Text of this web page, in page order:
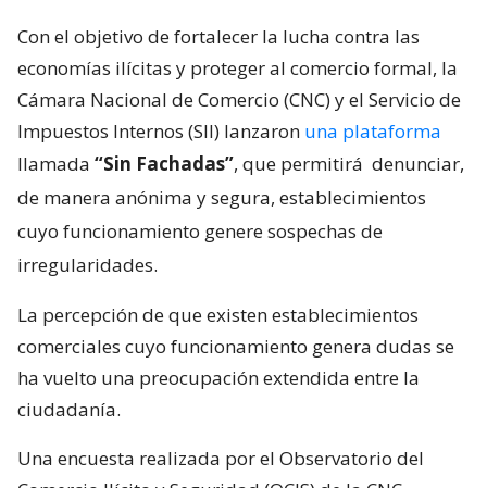
Con el objetivo de fortalecer la lucha contra las
economías ilícitas y proteger al comercio formal, la
Cámara Nacional de Comercio (CNC) y el Servicio de
Impuestos Internos (SII) lanzaron una plataforma
llamada “Sin Fachadas”, que permitirá denunciar,
de manera anónima y segura, establecimientos
cuyo funcionamiento genere sospechas de
irregularidades.
La percepción de que existen establecimientos
comerciales cuyo funcionamiento genera dudas se
ha vuelto una preocupación extendida entre la
ciudadanía.
Una encuesta realizada por el Observatorio del